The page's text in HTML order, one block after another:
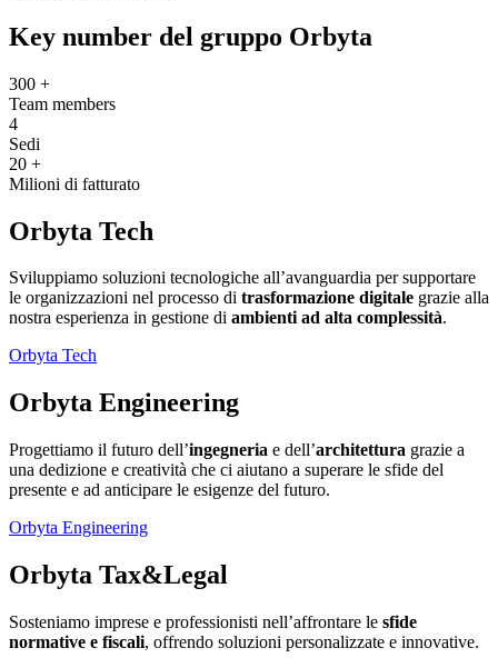
Key number del gruppo Orbyta
300 +
Team members
4
Sedi
20 +
Milioni di fatturato
Orbyta Tech
Sviluppiamo soluzioni tecnologiche all’avanguardia per supportare
le organizzazioni nel processo di trasformazione digitale grazie alla
nostra esperienza in gestione di ambienti ad alta complessità.
Orbyta Tech
Orbyta Engineering
Progettiamo il futuro dell’ingegneria e dell’architettura grazie a
una dedizione e creatività che ci aiutano a superare le sfide del
presente e ad anticipare le esigenze del futuro.
Orbyta Engineering
Orbyta Tax&Legal
Sosteniamo imprese e professionisti nell’affrontare le sfide
normative e fiscali, offrendo soluzioni personalizzate e innovative.